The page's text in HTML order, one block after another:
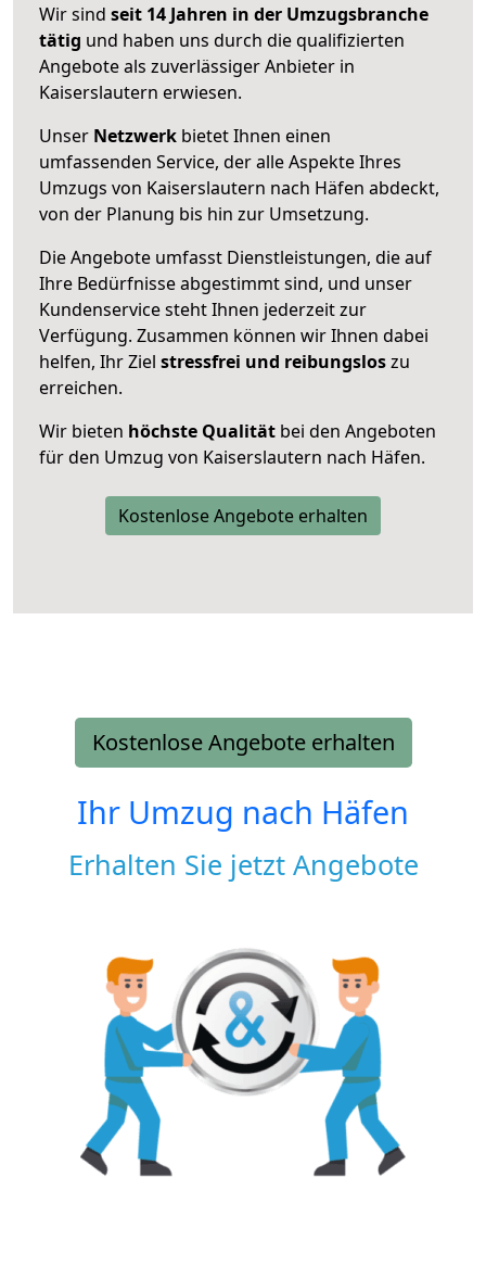
Wir sind seit 14 Jahren in der Umzugsbranche
tätig und haben uns durch die qualifizierten
Angebote als zuverlässiger Anbieter in
Kaiserslautern erwiesen.
Unser Netzwerk bietet Ihnen einen
umfassenden Service, der alle Aspekte Ihres
Umzugs von Kaiserslautern nach Häfen abdeckt,
von der Planung bis hin zur Umsetzung.
Die Angebote umfasst Dienstleistungen, die auf
Ihre Bedürfnisse abgestimmt sind, und unser
Kundenservice steht Ihnen jederzeit zur
Verfügung. Zusammen können wir Ihnen dabei
helfen, Ihr Ziel stressfrei und reibungsloszu
erreichen.
Wir bieten höchste Qualität bei den Angeboten
für den Umzug von Kaiserslautern nach Häfen.
Kostenlose Angebote erhalten
Kostenlose Angebote erhalten
Ihr Umzug nach Häfen
Erhalten Sie jetzt Angebote